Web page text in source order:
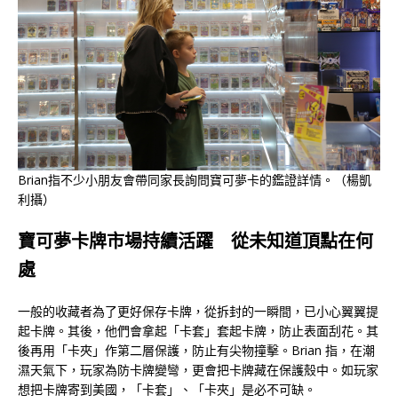
Brian指不少小朋友會帶同家長詢問寶可夢卡的鑑證詳情。（楊凱
利攝）
寶可夢卡牌市場持續活躍 從未知道頂點在何
處
一般的收藏者為了更好保存卡牌，從拆封的一瞬間，已小心翼翼提
起卡牌。其後，他們會拿起「卡套」套起卡牌，防止表面刮花。其
後再用「卡夾」作第二層保護，防止有尖物撞擊。Brian 指，在潮
濕天氣下，玩家為防卡牌變彎，更會把卡牌藏在保護殼中。如玩家
想把卡牌寄到美國，「卡套」、「卡夾」是必不可缺。